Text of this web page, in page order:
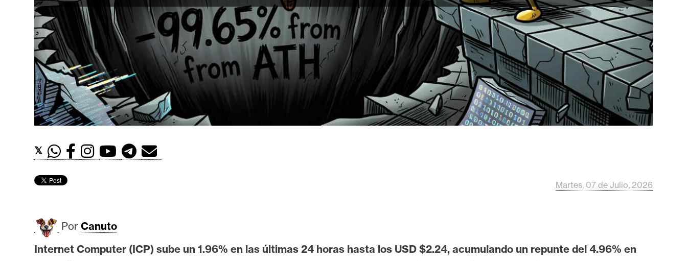
c
o
i
n
E
t
h
e
e
m
I
A
𝕏
Martes, 07 de Julio, 2026
Por Canuto
Internet Computer (ICP) sube un 1.96% en las últimas 24 horas hasta los USD $2.24, acumulando un repunte del 4.96% en